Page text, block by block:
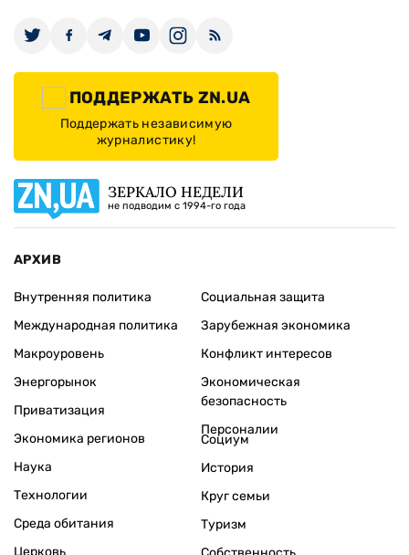
ПОДДЕРЖАТЬ ZN.UA
Поддержать независимую
журналистику!
ЗЕРКАЛО НЕДЕЛИ
не подводим с 1994-го года
АРХИВ
Внутренняя политика
Международная политика
Макроуровень
Энергорынок
Приватизация
Экономика регионов
Социальная защита
Зарубежная экономика
Конфликт интересов
Экономическая
безопасность
Персоналии
Наука
Технологии
Среда обитания
Церковь
Социум
История
Круг семьи
Туризм